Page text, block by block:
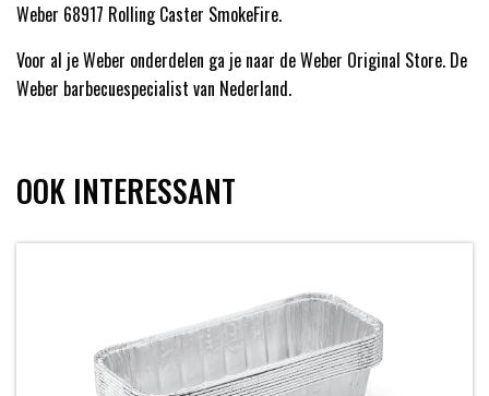
Weber 68917 Rolling Caster SmokeFire.
Voor al je Weber onderdelen ga je naar de Weber Original Store. De
Weber barbecuespecialist van Nederland.
OOK INTERESSANT